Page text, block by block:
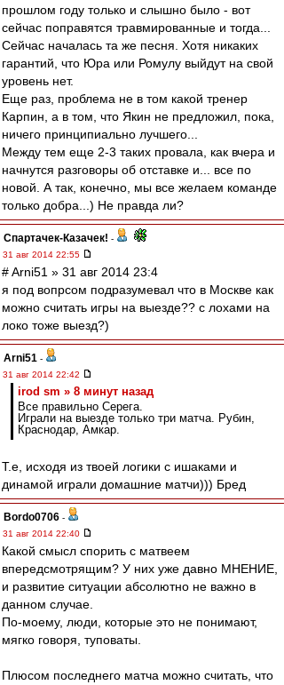
прошлом году только и слышно было - вот
сейчас поправятся травмированные и тогда...
Сейчас началась та же песня. Хотя никаких
гарантий, что Юра или Ромулу выйдут на свой
уровень нет.
Еще раз, проблема не в том какой тренер
Карпин, а в том, что Якин не предложил, пока,
ничего принципиально лучшего...
Между тем еще 2-3 таких провала, как вчера и
начнутся разговоры об отставке и... все по
новой. А так, конечно, мы все желаем команде
только добра...) Не правда ли?
Спартачек-Казачек! -
31 авг 2014 22:55
# Arni51 » 31 авг 2014 23:4
я под вопрсом подразумевал что в Москве как
можно считать игры на выезде?? с лохами на
локо тоже выезд?)
Arni51 -
31 авг 2014 22:42
irod sm » 8 минут назад
Все правильно Серега.
Играли на выезде только три матча. Рубин,
Краснодар, Амкар.
Т.е, исходя из твоей логики с ишаками и
динамой играли домашние матчи))) Бред
Bordo0706 -
31 авг 2014 22:40
Какой смысл спорить с матвеем
впередсмотрящим? У них уже давно МНЕНИЕ,
и развитие ситуации абсолютно не важно в
данном случае.
По-моему, люди, которые это не понимают,
мягко говоря, туповаты.
Плюсом последнего матча можно считать, что